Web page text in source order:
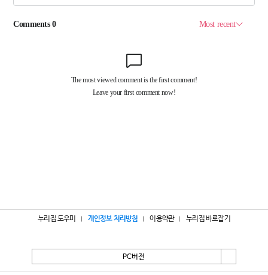
누리집 도우미 개인정보 처리방침 이용약관 누리집 바로잡기
PC버전